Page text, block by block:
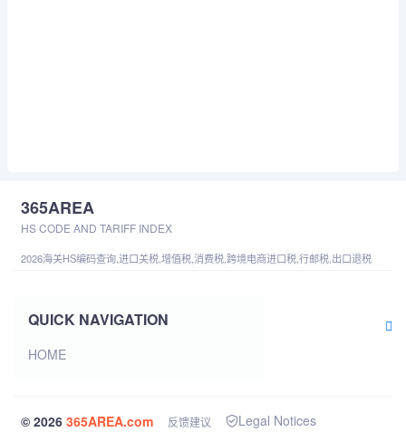
365AREA
HS CODE AND TARIFF INDEX
2026海关HS编码查询,进口关税,增值税,消费税,跨境电商进口税,行邮税,出口退税
QUICK NAVIGATION
HOME
© 2026 365AREA.com 反馈建议
Legal Notices